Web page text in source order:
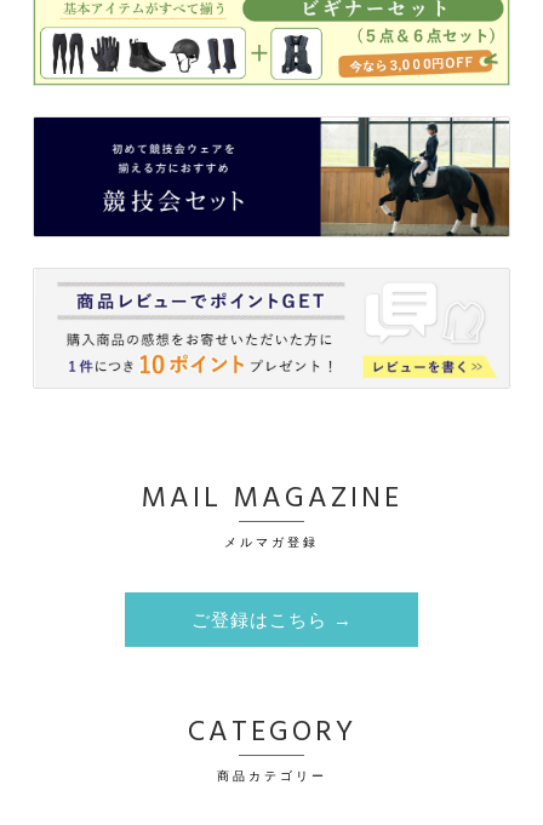
MAIL MAGAZINE
メルマガ登録
ご登録はこちら →
CATEGORY
商品カテゴリー